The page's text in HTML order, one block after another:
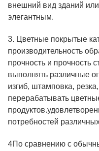
внешний вид зданий
элегантным.
3. Цветные покрытые
производительность
прочность и прочность
выполнять различные
изгиб, штамповка,
перерабатывать
потребностей
4По сравнению с